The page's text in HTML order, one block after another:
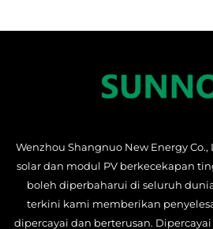
Wenzhou Shangnuo New Energy
solar dan modul PV berkecekapan
boleh diperbaharui di seluruh
terkini kami memberikan
dipercayai dan berterusan.